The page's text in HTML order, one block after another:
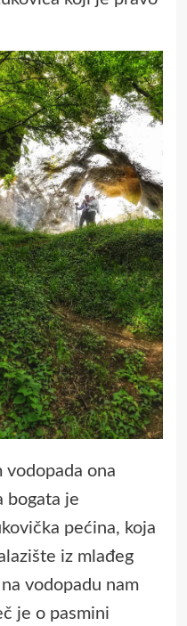
vodopada ona
bogata je
pećina, koja
iz mlađeg
vodopadu nam
je o pasmini